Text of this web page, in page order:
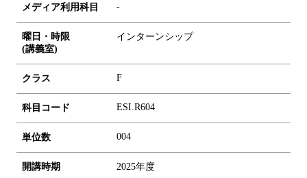
メディア利用科目 -
曜日・時限
(講義室)
インターンシップ
クラス F
科目コード ESI.R604
単位数 004
開講時期 2025年度